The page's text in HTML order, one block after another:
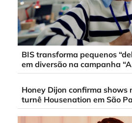
BIS transforma pequenos
em diversão na campanha
Honey Dijon confirma shows
turnê Housenation em São